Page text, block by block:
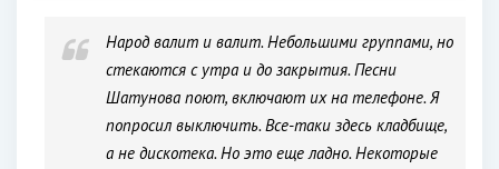
Народ валит и валит. Небольшими группами, но
стекаются с утра и до закрытия. Песни
Шатунова поют, включают их на телефоне. Я
попросил выключить. Все-таки здесь кладбище,
а не дискотека. Но это еще ладно. Некоторые